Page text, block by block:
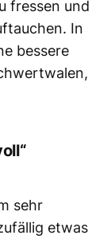
fressen und
In
bessere
sehr
etwas